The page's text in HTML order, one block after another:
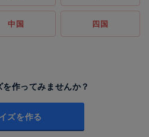
中国 四国
作ってみませんか？
ズを作る